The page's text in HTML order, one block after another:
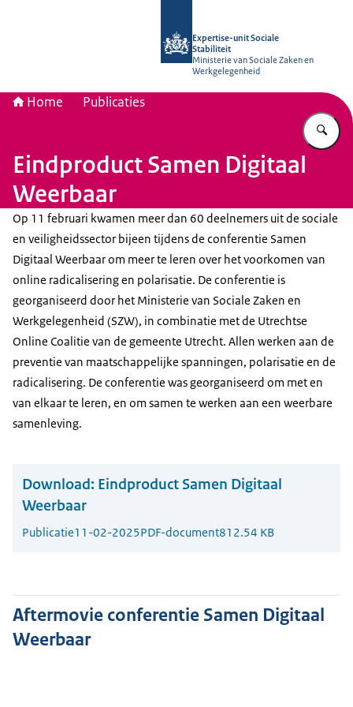
Expertise-unit Sociale
Stabiliteit
Ministerie van Sociale Zaken en
Werkgelegenheid
Home Publicaties
Eindproduct Samen Digitaal
Weerbaar
Op 11 februari kwamen meer dan 60 deelnemers uit de sociale
en veiligheidssector bijeen tijdens de conferentie Samen
Digitaal Weerbaar om meer te leren over het voorkomen van
online radicalisering en polarisatie. De conferentie is
georganiseerd door het Ministerie van Sociale Zaken en
Werkgelegenheid (SZW), in combinatie met de Utrechtse
Online Coalitie van de gemeente Utrecht. Allen werken aan de
preventie van maatschappelijke spanningen, polarisatie en de
radicalisering. De conferentie was georganiseerd om met en
van elkaar te leren, en om samen te werken aan een weerbare
samenleving.
Download: Eindproduct Samen Digitaal
Weerbaar
Publicatie11-02-2025PDF-document812.54 KB
Aftermovie conferentie Samen Digitaal
Weerbaar